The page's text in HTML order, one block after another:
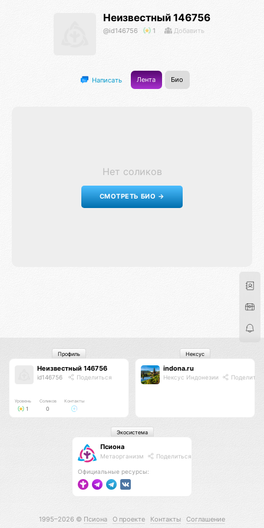
Неизвестный 146756
@id146756 1 Добавить
Написать Лента Био
Нет соликов
СМОТРЕТЬ БИО →
Неизвестный 146756
id146756 Поделиться
Уровень
1
Соликов
0
Контакты
Профиль
indona.ru
Нексус Индонезии
Нексус
Псиона
Метаорганизм Поделиться
Официальные ресурсы:
Экосистема
1995–2026 © Псиона О проекте Контакты Соглашение